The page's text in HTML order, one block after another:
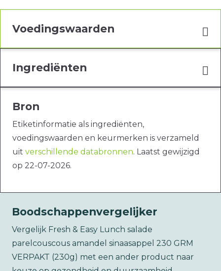
Voedingswaarden
Ingrediënten
Bron
Etiketinformatie als ingrediënten,
voedingswaarden en keurmerken is verzameld
uit verschillende databronnen. Laatst gewijzigd
op 22-07-2026.
Boodschappenvergelijker
Vergelijk Fresh & Easy Lunch salade
parelcouscous amandel sinaasappel 230 GRM
VERPAKT (230g) met een ander product naar